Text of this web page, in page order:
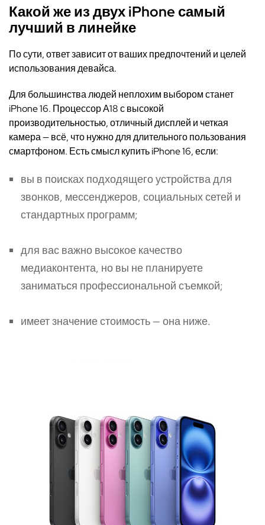
Какойже из двухiPhone самый
лучший в линейке
По сути, ответ зависит от ваших предпочтений и целей
использования девайса.
Для большинствалюдей неплохим выбором станет
iPhone 16. Процессор А18 с высокой
производительностью, отличный дисплей и четкая
камера — всё, что нужно для длительного пользования
смартфоном. Есть смыслкупить iPhone 16, если:
вы в поисках подходящего устройства для
звонков, мессенджеров, социальных сетей и
стандартных программ;
для вас важно высокое качество
медиаконтента, но вы не планируете
заниматься профессиональной съемкой;
имеет значение стоимость — она ниже.